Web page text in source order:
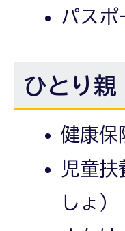
パスポ
ひとり親
健康保
児童
しょ）